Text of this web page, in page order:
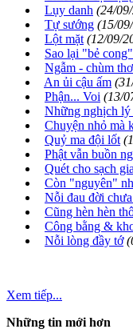
Lụy danh (24/
Tự sướng (15/
Lột mặt (12/09/
Sao lại "bẻ
Ngẫm - chùm thơ
An ủi cậu ấm
Phận... Voi (13/
Những nghịch lý
Chuyện nhỏ mà
Quỷ ma đội lốt
Phật vẫn buồn
Quét cho sạch
Còn "nguyên"
Nỗi đau đời
Cũng hèn hèn
Công bằng &
Nỗi lòng đầy tớ
Xem tiếp...
Những tin mới hơn